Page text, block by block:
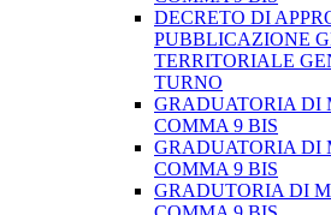
DECRETO DI
PUBBLICAZIONE
TERRITORIALE
TURNO
GRADUATORIA DI
COMMA 9 BIS
GRADUATORIA DI
COMMA 9 BIS
GRADUTORIA DI